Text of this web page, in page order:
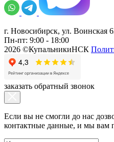
г. Новосибирск, ул. Воинская
Пн-пт: 9:00 - 18:00
2026 ©КупальникиНСК
заказать обратный звонок
Если вы не смогли до нас
контактные данные, и мы вам